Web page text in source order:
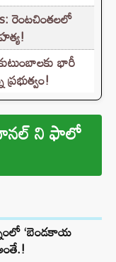
రెంటచింతలలో
భారీ
ని ఫాలో
‘బెండకాయ